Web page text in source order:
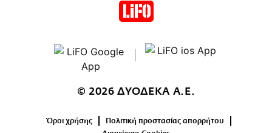
© 2026 ΔΥΟΔΕΚΑ Α.Ε.
Όροι χρήσης
Πολιτική προστασίας απορρήτου